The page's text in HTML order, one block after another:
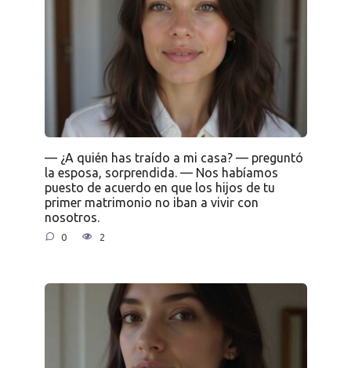
— ¿A quién has traído a mi casa? — preguntó
la esposa, sorprendida. — Nos habíamos
puesto de acuerdo en que los hijos de tu
primer matrimonio no iban a vivir con
nosotros.
0 2